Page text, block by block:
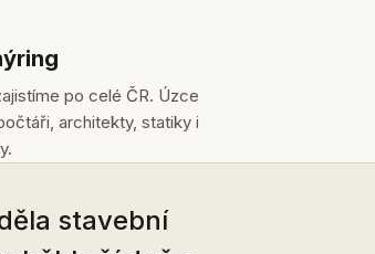
po celé ČR. Úzce
architekty, statiky i
stavební